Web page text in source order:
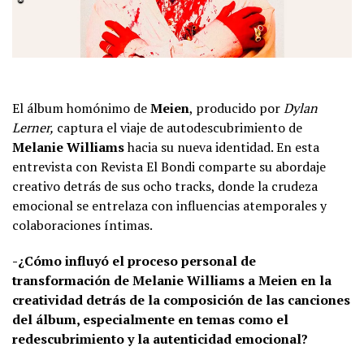
El álbum homónimo deMeien, producido porDylan
Lerner, captura el viaje de autodescubrimiento de
Melanie Williamshacia su nueva identidad. En esta
entrevista con Revista El Bondi comparte su abordaje
creativo detrás de sus ocho tracks, donde la crudeza
emocional se entrelaza con influencias atemporales y
colaboraciones íntimas.
-¿Cómo influyó el proceso personal de
transformación de Melanie Williams a Meien en la
creatividad detrás de la composición de las canciones
del álbum, especialmente en temas como el
redescubrimiento y la autenticidad emocional?